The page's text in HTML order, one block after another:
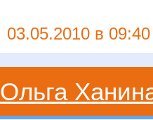
03.05.2010 в 09:40
Ольга